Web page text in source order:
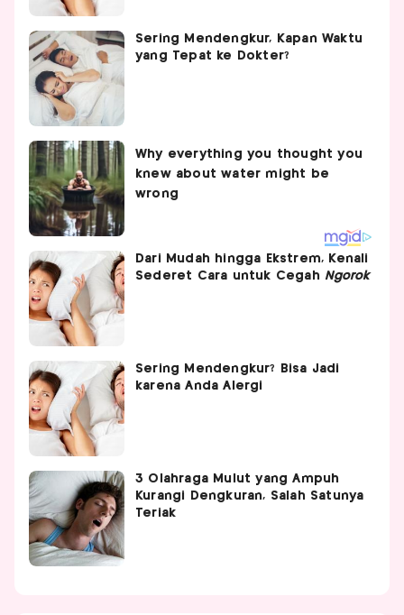
Sering Mendengkur, Kapan Waktu
yang Tepat ke Dokter?
Dari Mudah hingga Ekstrem, Kenali
Sederet Cara untuk Cegah Ngorok
Sering Mendengkur? Bisa Jadi
karena Anda Alergi
3 Olahraga Mulut yang Ampuh
Kurangi Dengkuran, Salah Satunya
Teriak